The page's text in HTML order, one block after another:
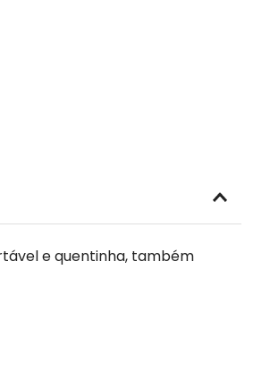
e quentinha, também